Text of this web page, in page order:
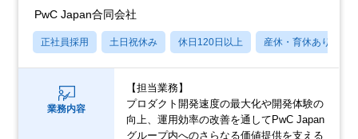
PwC Japan合同会社
正社員採用 土日祝休み 休日120日以上 産休・育休あり
業務内容
【担当業務】
プロダクト開発速度の最大化や開発体験の
向上、運用効率の改善を通してPwC Japan
グループ内へのさらなる価値提供を支える